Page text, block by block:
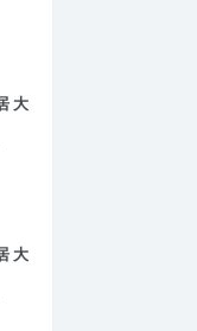
大
大